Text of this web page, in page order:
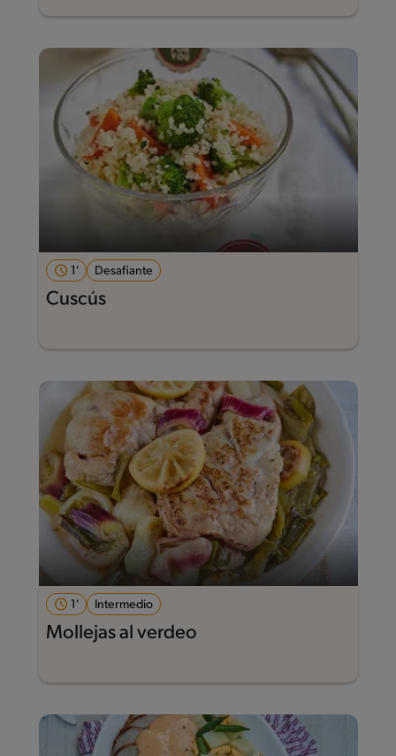
1' Desafiante
Cuscús
1' Intermedio
Mollejas al verdeo